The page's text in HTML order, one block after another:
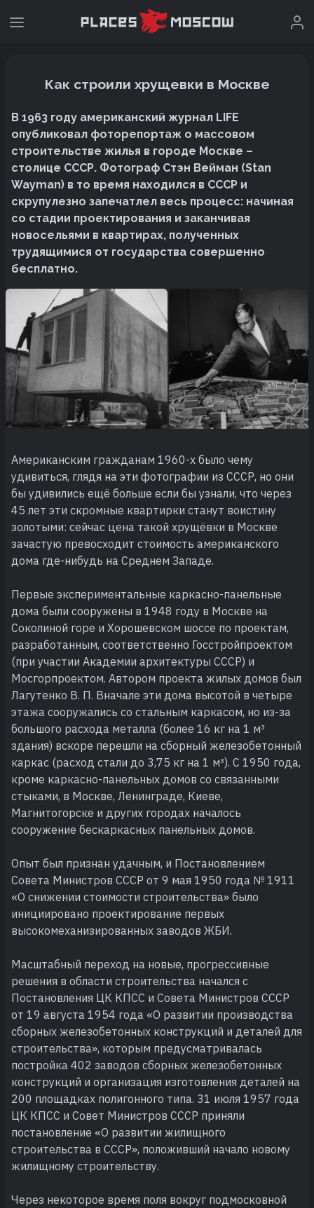
Как строили хрущевки в Москве
В 1963 году американский журнал LIFE
опубликовал фоторепортаж о массовом
строительстве жилья в городе Москве –
столице СССР. Фотограф Стэн Вейман (Stan
Wayman) в то время находился в СССР и
скрупулезно запечатлел весь процесс: начиная
со стадии проектирования и заканчивая
новосельями в квартирах, полученных
трудящимися от государства совершенно
бесплатно.
Американским гражданам 1960-х было чему
удивиться, глядя на эти фотографии из СССР, но они
бы удивились ещё больше если бы узнали, что через
45 лет эти скромные квартирки станут воистину
золотыми: сейчас цена такой хрущёвки в Москве
зачастую превосходит стоимость американского
дома где-нибудь на Среднем Западе.
Первые экспериментальные каркасно-панельные
дома были сооружены в 1948 году в Москве на
Соколиной горе и Хорошевском шоссе по проектам,
разработанным, соответственно Госстройпроектом
(при участии Академии архитектуры СССР) и
Мосгорпроектом. Автором проекта жилых домов был
Лагутенко В. П. Вначале эти дома высотой в четыре
этажа сооружались со стальным каркасом, но из-за
большого расхода металла (более 16 кг на 1 м³
здания) вскоре перешли на сборный железобетонный
каркас (расход стали до 3,75 кг на 1 м³). С 1950 года,
кроме каркасно-панельных домов со связанными
стыками, в Москве, Ленинграде, Киеве,
Магнитогорске и других городах началось
сооружение бескаркасных панельных домов.
Опыт был признан удачным, и Постановлением
Совета Министров СССР от 9 мая 1950 года № 1911
«О снижении стоимости строительства» было
инициировано проектирование первых
высокомеханизированных заводов ЖБИ.
Масштабный переход на новые, прогрессивные
решения в области строительства начался с
Постановления ЦК КПСС и Совета Министров СССР
от 19 августа 1954 года «О развитии производства
сборных железобетонных конструкций и деталей для
строительства», которым предусматривалась
постройка 402 заводов сборных железобетонных
конструкций и организация изготовления деталей на
200 площадках полигонного типа. 31 июля 1957 года
ЦК КПСС и Совет Министров СССР приняли
постановление «О развитии жилищного
строительства в СССР», положивший начало новому
жилищному строительству.
Через некоторое время поля вокруг подмосковной